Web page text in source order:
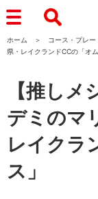
ホーム コース・プレー
県・レイクランドCCの「オム
【推し
デミのマ
レイクラ
ス」